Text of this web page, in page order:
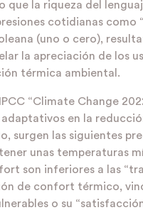
que la riqueza del
cotidianas como
(uno o cero),
la apreciación de los
térmica ambiental.
“Climate Change
en la
surgen las siguientes
unas temperaturas
son inferiores a las
de confort térmico,
o su